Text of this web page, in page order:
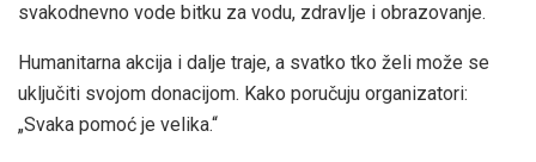
svakodnevno vode bitku za vodu, zdravlje i obrazovanje.
Humanitarna akcija i dalje traje, a svatko tko želi može se
uključiti svojom donacijom. Kako poručuju organizatori:
„Svaka pomoć je velika.“